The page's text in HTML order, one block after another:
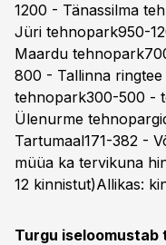
1200 - Tänassilma
Jüri tehnopark950-
Maardu
800 - Tallinna
tehnopark300-500 -
Ülenurme
Tartumaal171-382 -
müüa ka tervikuna
12 kinnistut)Allikas:
Turgu iseloomustab